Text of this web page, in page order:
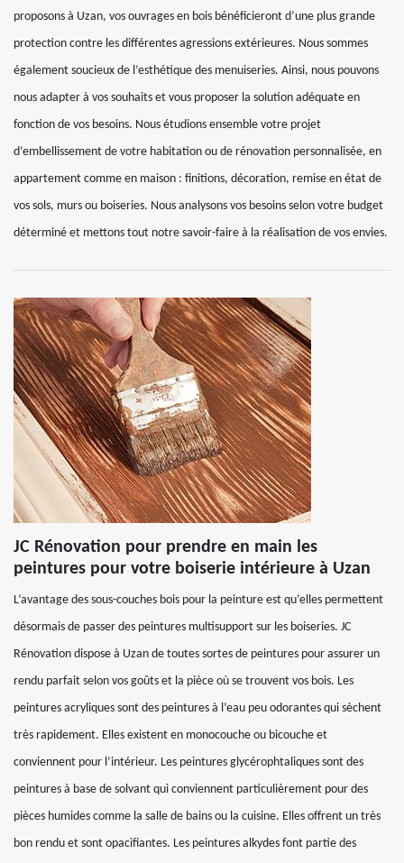
proposons à Uzan, vos ouvrages en bois bénéficieront d’une plus grande
protection contre les différentes agressions extérieures. Nous sommes
également soucieux de l’esthétique des menuiseries. Ainsi, nous pouvons
nous adapter à vos souhaits et vous proposer la solution adéquate en
fonction de vos besoins. Nous étudions ensemble votre projet
d’embellissement de votre habitation ou de rénovation personnalisée, en
appartement comme en maison : finitions, décoration, remise en état de
vos sols, murs ou boiseries. Nous analysons vos besoins selon votre budget
déterminé et mettons tout notre savoir-faire à la réalisation de vos envies.
JC Rénovation pour prendre en main les
peintures pour votre boiserie intérieure à Uzan
L’avantage des sous-couches bois pour la peinture est qu’elles permettent
désormais de passer des peintures multisupport sur les boiseries. JC
Rénovation dispose à Uzan de toutes sortes de peintures pour assurer un
rendu parfait selon vos goûts et la pièce où se trouvent vos bois. Les
peintures acryliques sont des peintures à l’eau peu odorantes qui sèchent
très rapidement. Elles existent en monocouche ou bicouche et
conviennent pour l’intérieur. Les peintures glycérophtaliques sont des
peintures à base de solvant qui conviennent particulièrement pour des
pièces humides comme la salle de bains ou la cuisine. Elles offrent un très
bon rendu et sont opacifiantes. Les peintures alkydes font partie des